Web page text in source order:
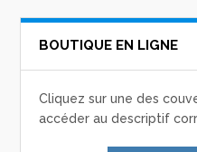
BOUTIQUE EN LIGNE
Cliquez sur une des
accéder au descriptif